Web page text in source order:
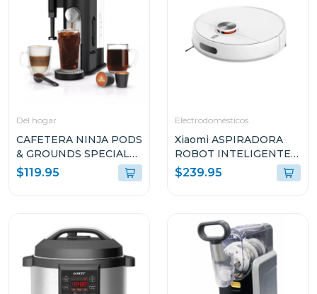
Del hogar
CAFETERA NINJA PODS
& GROUNDS SPECIALTY
COFFEE MAKER CON
ESPUMADOR DE
$119.95
Electrodomésticos
Xiaomi ASPIRADORA
ROBOT INTELIGENTE
2-EN-1 SUCCIÓN
10000PA SENSOR LDS
$239.95